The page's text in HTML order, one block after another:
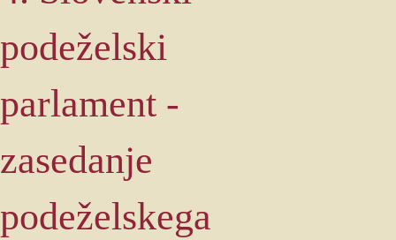
podeželski
parlament -
zasedanje
podeželskega